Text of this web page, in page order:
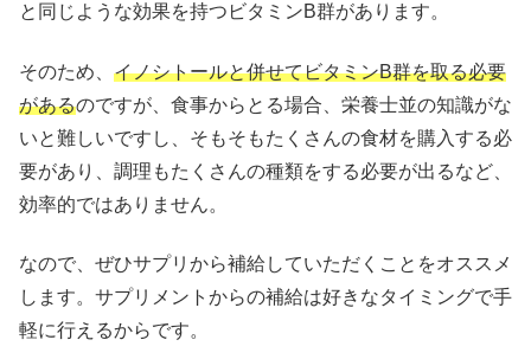
と同じような効果を持つビタミンB群があります。
そのため、 イノシトールと併せてビタミンB群を取る必要
があるのですが、食事からとる場合、栄養士並の知識がな
いと難しいですし、そもそもたくさんの食材を購入する必
要があり、調理もたくさんの種類をする必要が出るなど、
効率的ではありません。
なので、ぜひサプリから補給していただくことをオススメ
します。サプリメントからの補給は好きなタイミングで手
軽に行えるからです。